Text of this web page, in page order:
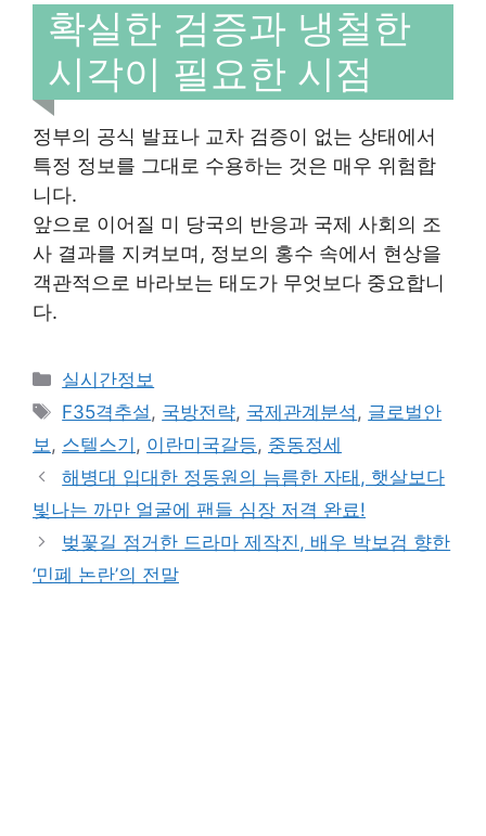
확실한 검증과 냉철한
시각이 필요한 시점
정부의 공식 발표나 교차 검증이 없는 상태에서
특정 정보를 그대로 수용하는 것은 매우 위험합
니다.
앞으로 이어질 미 당국의 반응과 국제 사회의 조
사 결과를 지켜보며, 정보의 홍수 속에서 현상을
객관적으로 바라보는 태도가 무엇보다 중요합니
다.
Categories
실시간정보
Tags
F35격추설 , 국방전략, 국제관계분석 , 글로벌안
보 , 스텔스기 , 이란미국갈등, 중동정세
해병대 입대한 정동원의 늠름한 자태, 햇살보다
빛나는 까만 얼굴에 팬들 심장 저격 완료!
벚꽃길 점거한 드라마 제작진, 배우 박보검 향한
‘민폐 논란’의 전말